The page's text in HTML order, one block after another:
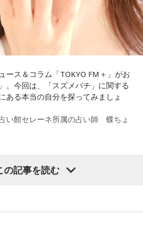
性は「愛情深い天使」
」を暗示しています。あなたは追い
大切な誰かを思い浮かべる、利他的
にやさしくできる、あたたかい心の
を後回しにしすぎないよう気をつけ
たたかな悪魔」
存在」を暗示しています。あなたは
よりまず自分を守り抜く、利己的な
。
ース＆コラム「TOKYO FM＋」がお
。今回は、「スズメバチ」に関する
ある本当の自分を探ってみましょ
い館セレーネ所属の占い師 蝶ちょ
の記事を読む